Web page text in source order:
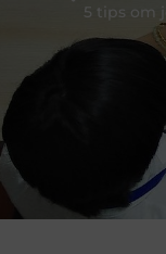
5 tips om